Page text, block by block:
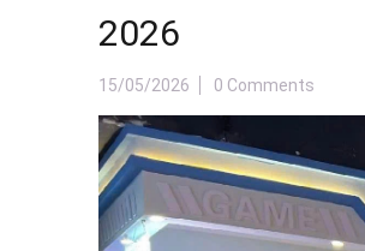
2026
15/05/2026 0 Comments